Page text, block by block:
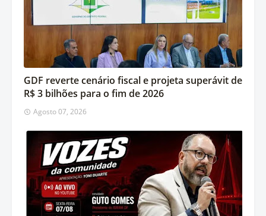
GDF reverte cenário fiscal e projeta superávit de
R$ 3 bilhões para o fim de 2026
Agosto 07, 2026